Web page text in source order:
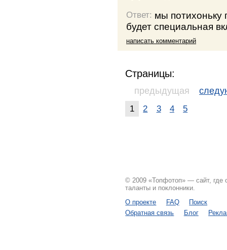
Ответ: мы потихоньку
будет специальная
написать комментарий
Страницы:
предыдущая
1 2 3 4 5
© 2009 «Топфотоп» — сайт, где
таланты и поклонники.
О проекте
FAQ
Поиск
Обратная связь
Блог